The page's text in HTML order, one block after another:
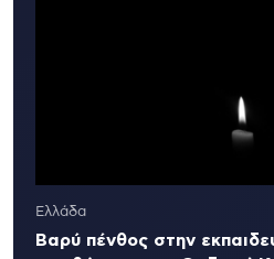
Ελλάδα
Βαρύ πένθος στην